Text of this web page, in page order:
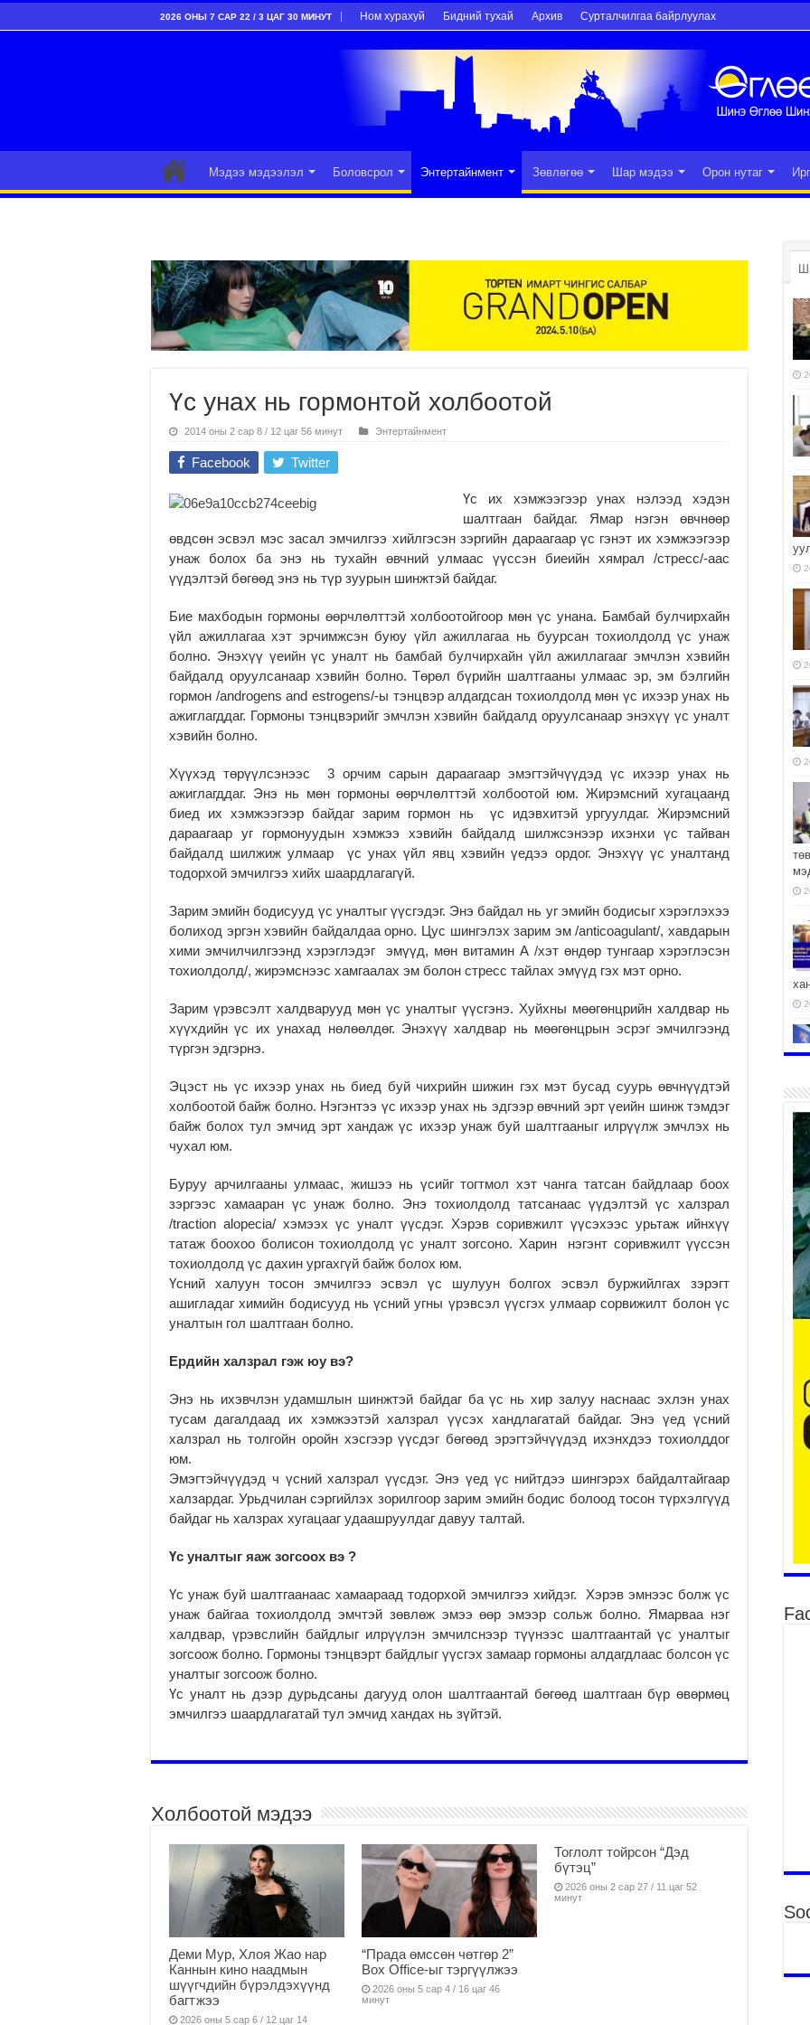
2026 ОНЫ 7 САР 22 / 3 ЦАГ 30 МИНУТ Ном хурахуй Бидний тухай Архив Сурталчилгаа байрлуулах
Мэдээ мэдээлэл Боловсрол Энтертайнмент Зөвлөгөө Шар мэдээ Орон нутаг
Үс унах нь гормонтой холбоотой
2014 оны 2 сар 8 / 12 цаг 56 минут Энтертайнмент
Facebook Twitter
Үс их хэмжээгээр унах нэлээд хэдэн
шалтгаан байдаг. Ямар нэгэн өвчнөөр
өвдсөн эсвэл мэс засал эмчилгээ хийлгэсэн зэргийн дараагаар үс гэнэт их хэмжээгээр
унаж болох ба энэ нь тухайн өвчний улмаас үүссэн биеийн хямрал /стресс/-аас
үүдэлтэй бөгөөд энэ нь түр зуурын шинжтэй байдаг.
Бие махбодын гормоны өөрчлөлттэй холбоотойгоор мөн үс унана. Бамбай булчирхайн
үйл ажиллагаа хэт эрчимжсэн буюу үйл ажиллагаа нь буурсан тохиолдолд үс унаж
болно. Энэхүү үеийн үс уналт нь бамбай булчирхайн үйл ажиллагааг эмчлэн хэвийн
байдалд оруулсанаар хэвийн болно. Төрөл бүрийн шалтгааны улмаас эр, эм бэлгийн
гормон /androgens and estrogens/-ы тэнцвэр алдагдсан тохиолдолд мөн үс ихээр унах нь
ажиглагддаг. Гормоны тэнцвэрийг эмчлэн хэвийн байдалд оруулсанаар энэхүү үс уналт
хэвийн болно.
Хүүхэд төрүүлсэнээс 3 орчим сарын дараагаар эмэгтэйчүүдэд үс ихээр унах нь
ажиглагддаг. Энэ нь мөн гормоны өөрчлөлттэй холбоотой юм. Жирэмсний хугацаанд
биед их хэмжээгээр байдаг зарим гормон нь үс идэвхитэй ургуулдаг. Жирэмсний
дараагаар уг гормонуудын хэмжээ хэвийн байдалд шилжсэнээр ихэнхи үс тайван
байдалд шилжиж улмаар үс унах үйл явц хэвийн үедээ ордог. Энэхүү үс уналтанд
тодорхой эмчилгээ хийх шаардлагагүй.
Зарим эмийн бодисууд үс уналтыг үүсгэдэг. Энэ байдал нь уг эмийн бодисыг хэрэглэхээ
болиход эргэн хэвийн байдалдаа орно. Цус шингэлэх зарим эм /anticoagulant/, хавдарын
хими эмчилчилгээнд хэрэглэдэг эмүүд, мөн витамин А /хэт өндөр тунгаар хэрэглэсэн
тохиолдолд/, жирэмснээс хамгаалах эм болон стресс тайлах эмүүд гэх мэт орно.
Зарим үрэвсэлт халдварууд мөн үс уналтыг үүсгэнэ. Хуйхны мөөгөнцрийн халдвар нь
хүүхдийн үс их унахад нөлөөлдөг. Энэхүү халдвар нь мөөгөнцрын эсрэг эмчилгээнд
түргэн эдгэрнэ.
Эцэст нь үс ихээр унах нь биед буй чихрийн шижин гэх мэт бусад суурь өвчнүүдтэй
холбоотой байж болно. Нэгэнтээ үс ихээр унах нь эдгээр өвчний эрт үеийн шинж тэмдэг
байж болох тул эмчид эрт хандаж үс ихээр унаж буй шалтгааныг илрүүлж эмчлэх нь
чухал юм.
Буруу арчилгааны улмаас, жишээ нь үсийг тогтмол хэт чанга татсан байдлаар боох
зэргээс хамааран үс унаж болно. Энэ тохиолдолд татсанаас үүдэлтэй үс халзрал
/traction alopecia/ хэмээх үс уналт үүсдэг. Хэрэв соривжилт үүсэхээс урьтаж ийнхүү
татаж боохоо болисон тохиолдолд үс уналт зогсоно. Харин нэгэнт соривжилт үүссэн
тохиолдолд үс дахин ургахгүй байж болох юм.
Үсний халуун тосон эмчилгээ эсвэл үс шулуун болгох эсвэл буржийлгах зэрэгт
ашигладаг химийн бодисууд нь үсний угны үрэвсэл үүсгэх улмаар сорвижилт болон үс
уналтын гол шалтгаан болно.
Ердийн халзрал гэж юу вэ?
Энэ нь ихэвчлэн удамшлын шинжтэй байдаг ба үс нь хир залуу наснаас эхлэн унах
тусам дагалдаад их хэмжээтэй халзрал үүсэх хандлагатай байдаг. Энэ үед үсний
халзрал нь толгойн оройн хэсгээр үүсдэг бөгөөд эрэгтэйчүүдэд ихэнхдээ тохиолддог
юм.
Эмэгтэйчүүдэд ч үсний халзрал үүсдэг. Энэ үед үс нийтдээ шингэрэх байдалтайгаар
халзардаг. Урьдчилан сэргийлэх зорилгоор зарим эмийн бодис болоод тосон түрхэлгүүд
байдаг нь халзрах хугацааг удаашруулдаг давуу талтай.
Үс уналтыг яаж зогсоох вэ ?
Үс унаж буй шалтгаанаас хамаараад тодорхой эмчилгээ хийдэг. Хэрэв эмнээс болж үс
унаж байгаа тохиолдолд эмчтэй зөвлөж эмээ өөр эмээр сольж болно. Ямарваа нэг
халдвар, үрэвслийн байдлыг илрүүлэн эмчилснээр түүнээс шалтгаантай үс уналтыг
зогсоож болно. Гормоны тэнцвэрт байдлыг үүсгэх замаар гормоны алдагдлаас болсон үс
уналтыг зогсоож болно.
Үс уналт нь дээр дурьдсаны дагууд олон шалтгаантай бөгөөд шалтгаан бүр өвөрмөц
эмчилгээ шаардлагатай тул эмчид хандах нь зүйтэй.
Холбоотой мэдээ
Деми Мур, Хлоя Жао нар
Каннын кино наадмын
шүүгчдийн бүрэлдэхүүнд
багтжээ
2026 оны 5 сар 6 / 12 цаг 14
“Прада өмссөн чөтгөр 2”
Box Office-ыг тэргүүлжээ
2026 оны 5 сар 4 / 16 цаг 46
минут
Тоглолт тойрсон “Дэд
бүтэц”
2026 оны 2 сар 27 / 11 цаг 52
минут